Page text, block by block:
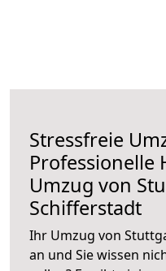
Stressfreie
Professionelle
Umzug von
Schifferstadt
Ihr Umzug von
an und Sie wissen